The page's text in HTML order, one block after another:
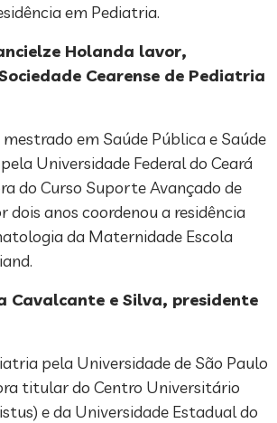
em Pediatria.
Holanda lavor,
Cearense de Pediatria
em Saúde Pública e Saúde
Universidade Federal do Ceará
do Curso Suporte Avançado de
dois anos coordenou a residência
da Maternidade Escola
Cavalcante e Silva, presidente
pela Universidade de São Paulo
titular do Centro Universitário
e da Universidade Estadual do